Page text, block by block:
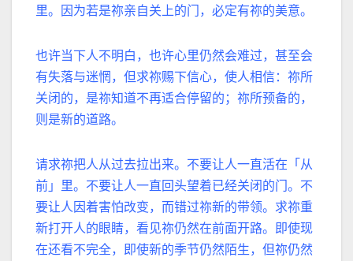
里。因为若是祢亲自关上的门，必定有祢的美意。
也许当下人不明白，也许心里仍然会难过，甚至会
有失落与迷惘，但求祢赐下信心，使人相信：祢所
关闭的，是祢知道不再适合停留的；祢所预备的，
则是新的道路。
请求祢把人从过去拉出来。不要让人一直活在「从
前」里。不要让人一直回头望着已经关闭的门。不
要让人因着害怕改变，而错过祢新的带领。求祢重
新打开人的眼睛，看见祢仍然在前面开路。即使现
在还看不完全，即使新的季节仍然陌生，但祢仍然